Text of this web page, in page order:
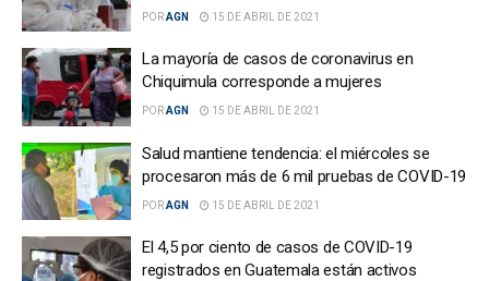
PORAGN 15 DE ABRIL DE 2021
La mayoría de casos de coronavirus en
Chiquimula corresponde a mujeres
PORAGN 15 DE ABRIL DE 2021
Salud mantiene tendencia: el miércoles se
procesaron más de 6 mil pruebas de COVID-19
PORAGN 15 DE ABRIL DE 2021
El 4,5 por ciento de casos de COVID-19
registrados en Guatemala están activos